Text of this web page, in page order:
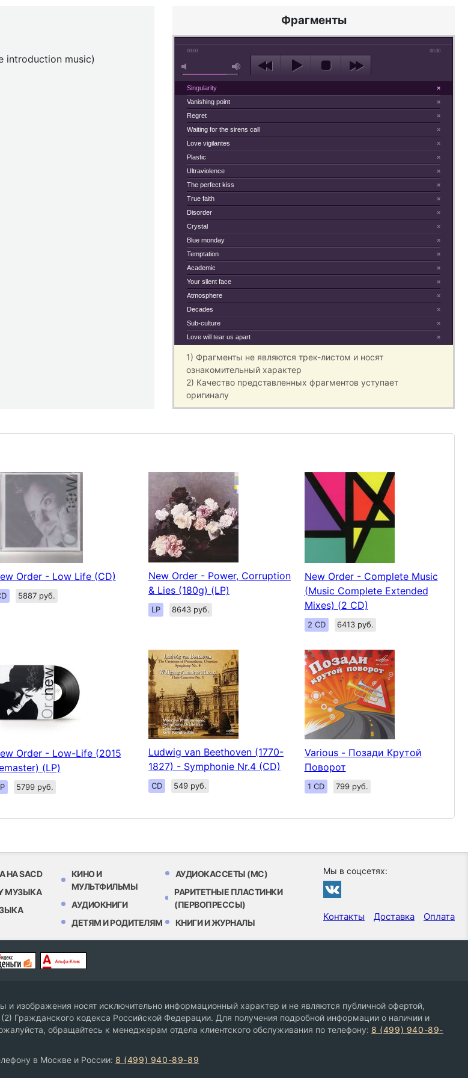
introduction music)
Фрагменты
00:00 00:30
×
Singularity
×
Vanishing point
×
Regret
×
Waiting for the sirens call
×
Love vigilantes
×
Plastic
×
Ultraviolence
×
The perfect kiss
×
True faith
×
Disorder
×
Crystal
×
Blue monday
×
Temptation
×
Academic
×
Your silent face
×
Atmosphere
×
Decades
×
Sub-culture
×
Love will tear us apart
1) Фрагменты не являются трек-листом и носят
ознакомительный характер
2) Качество представленных фрагментов уступает
оригиналу
Order - Low Life (CD)
5887 руб.
New Order - Power, Corruption
& Lies (180g) (LP)
LP 8643 руб.
New Order - Complete Music
(Music Complete Extended
Mixes) (2 CD)
2 CD 6413 руб.
Order - Low-Life (2015
(LP)
5799 руб.
Ludwig van Beethoven (1770-
1827) - Symphonie Nr.4 (CD)
CD 549 руб.
Various - Позади Крутой
Поворот
1 CD 799 руб.
НА SACD
МУЗЫКА
КИНО И
МУЛЬТФИЛЬМЫ
АУДИОКНИГИ
ДЕТЯМ И РОДИТЕЛЯМ
АУДИОКАССЕТЫ (MC)
РАРИТЕТНЫЕ ПЛАСТИНКИ
(ПЕРВОПРЕССЫ)
КНИГИ И ЖУРНАЛЫ
Мы в соцсетях:
Контакты Доставка Оплата
изображения носят исключительно информационный характер и не являются публичной офертой,
Гражданского кодекса Российской Федерации. Для получения подробной информации о наличии и
обращайтесь к менеджерам отдела клиентского обслуживания по телефону: 8 (499) 940-89-
в Москве и России: 8 (499) 940-89-89